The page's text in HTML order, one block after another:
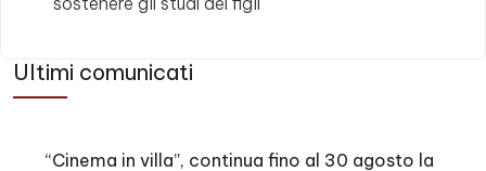
Ultimi comunicati
“Cinema in villa”, continua fino al 30 agosto la